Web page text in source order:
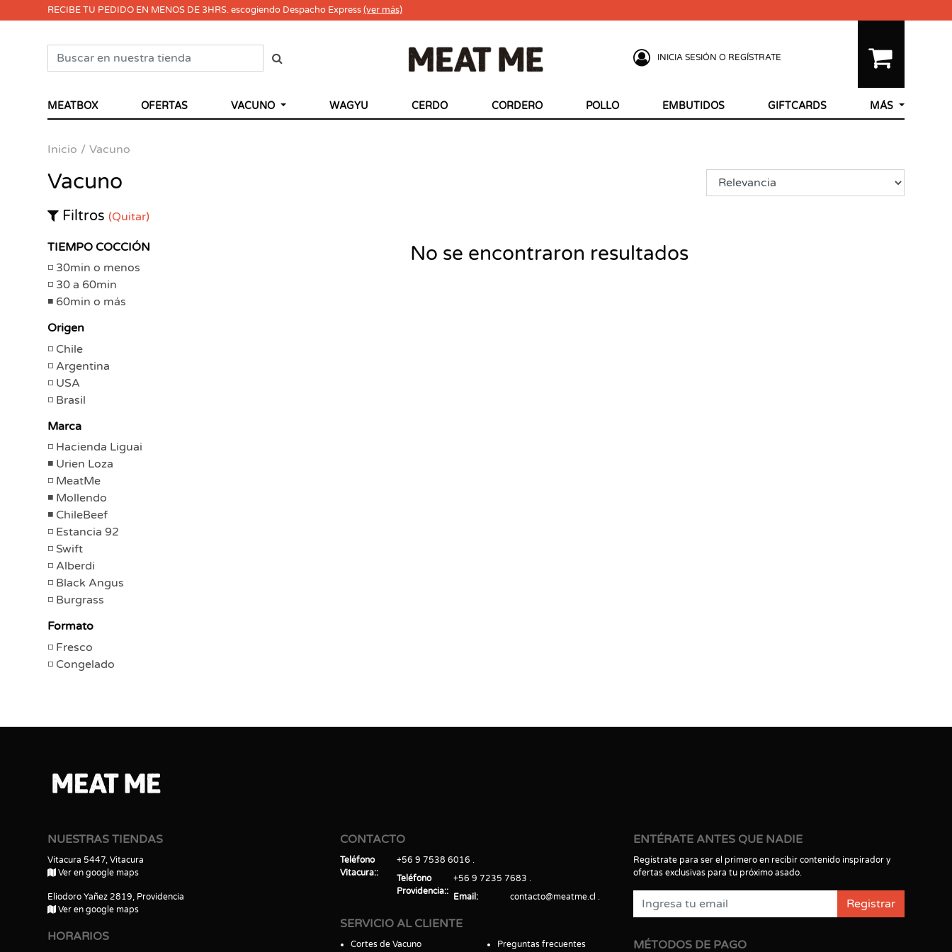
RECIBE TU PEDIDO EN MENOS DE 3HRS. escogiendo Despacho Express(ver más)
INICIA SESIÓN O REGÍSTRATE
MEATBOX OFERTAS VACUNO WAGYU CERDO CORDERO POLLO EMBUTIDOS GIFTCARDS MÁS
Inicio Vacuno
Vacuno
Filtros (Quitar)
TIEMPO COCCIÓN
30min o menos
30 a 60min
60min o más
Origen
Chile
Argentina
USA
Brasil
Marca
Hacienda Liguai
Urien Loza
MeatMe
Mollendo
ChileBeef
Estancia 92
Swift
Alberdi
Black Angus
Burgrass
Formato
Fresco
Congelado
No se encontraron resultados
NUESTRAS TIENDAS
Vitacura 5447, Vitacura
Ver en google maps
Eliodoro Yañez 2819, Providencia
Ver en google maps
HORARIOS
CONTACTO
Teléfono
Vitacura:
+56 9 7538 6016
Teléfono
Providencia:
+56 9 7235 7683
Email
contacto@meatme.cl
SERVICIO AL CLIENTE
Cortes de Vacuno Preguntas frecuentes
ENTÉRATE ANTES QUE NADIE
Regístrate para ser el primero en recibir contenido inspirador y
ofertas exclusivas para tu próximo asado.
Registrar
MÉTODOS DE PAGO